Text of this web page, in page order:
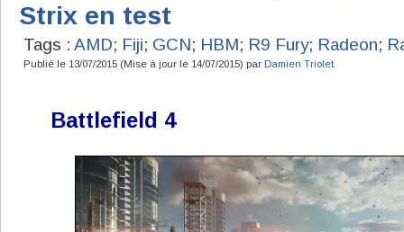
Strix en test
Tags : AMD; Fiji; GCN; HBM; R9 Fury; Radeon;
Publié le 13/07/2015 (Mise à jour le 14/07/2015) par Damien Triolet
Battlefield 4